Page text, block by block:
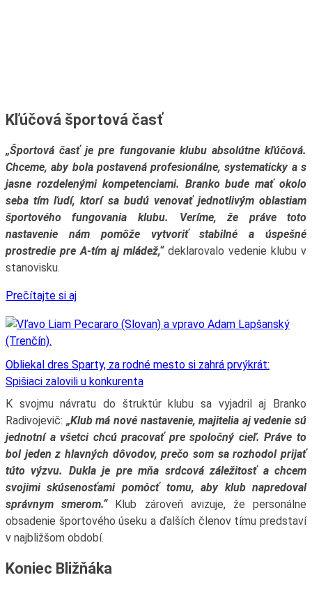
Kľúčová športová časť
„Športová časť je pre fungovanie klubu absolútne kľúčová.
Chceme, aby bola postavená profesionálne, systematicky a s
jasne rozdelenými kompetenciami. Branko bude mať okolo
seba tím ľudí, ktorí sa budú venovať jednotlivým oblastiam
športového fungovania klubu. Veríme, že práve toto
nastavenie nám pomôže vytvoriť stabilné a úspešné
prostredie pre A-tím aj mládež,“deklarovalo vedenie klubu v
stanovisku.
Prečítajte si aj
Obliekal dres Sparty, za rodné mesto si zahrá prvýkrát:
Spišiaci zalovili u konkurenta
K svojmu návratu do štruktúr klubu sa vyjadril aj Branko
Radivojevič: „Klub má nové nastavenie, majitelia aj vedenie sú
jednotní a všetci chcú pracovať pre spoločný cieľ. Práve to
bol jeden z hlavných dôvodov, prečo som sa rozhodol prijať
túto výzvu. Dukla je pre mňa srdcová záležitosť a chcem
svojimi skúsenosťami pomôcť tomu, aby klub napredoval
správnym smerom.“Klub zároveň avizuje, že personálne
obsadenie športového úseku a ďalších členov tímu predstaví
v najbližšom období.
Koniec Bližňáka